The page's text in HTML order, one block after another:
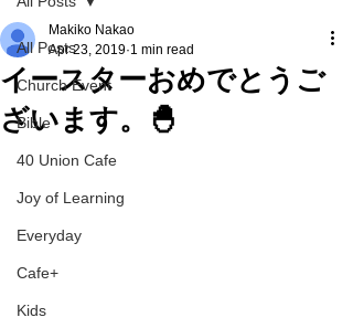
All Posts
Church Event
Bible
40 Union Cafe
Joy of Learning
Everyday
Cafe+
Kids
イースターおめでとうご
ざいます。🐣
Makiko Nakao
Apr 23, 2019 1 min read